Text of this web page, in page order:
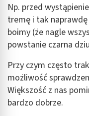
Np. przed
tremę i tak
boimy (że nagle
powstanie czarna
Przy czym często
możliwość
Większość z nas
bardzo dobrze.